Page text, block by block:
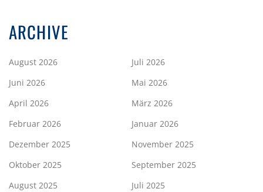
ARCHIVE
August 2026
Juli 2026
Juni 2026
Mai 2026
April 2026
März 2026
Februar 2026
Januar 2026
Dezember 2025
November 2025
Oktober 2025
September 2025
August 2025
Juli 2025